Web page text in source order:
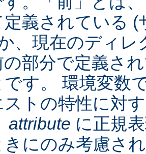
定義されている
、現在のディ
の部分で定義さ
です。 環境変数
ストの特性に対
attribute に正規
きにのみ考慮さ